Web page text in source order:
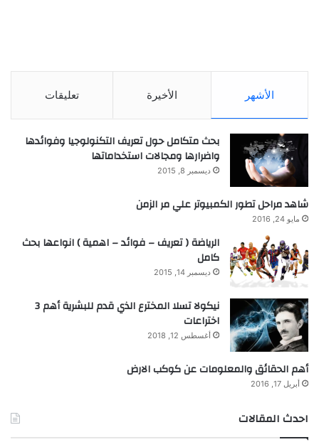
الأشهر الأخيرة تعليقات
بحث متكامل حول تعريف التكنولوجيا وفوائدها
واضرارها ومجالات استخداماتها
ديسمبر 8, 2015
شاهد مراحل تطور الكمبيوتر علي مر الزمن
مايو 24, 2016
الرياضة ( تعريف – فوائد – اهمية ) انواعها بحث
كامل
ديسمبر 14, 2015
نيكولا تسلا المخترع الذي قدم للبشرية أهم 3
اختراعات
أغسطس 12, 2018
أهم الحقائق والمعلومات عن كوكب الارض
أبريل 17, 2016
احدث المقالات